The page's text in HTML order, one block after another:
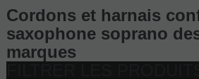
Cordons et harnais
saxophone soprano
marques